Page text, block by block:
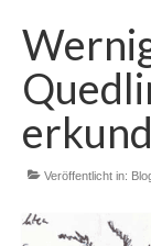
Lindlar
Interviews
.Neues
Blog
Veröffentlicht in: